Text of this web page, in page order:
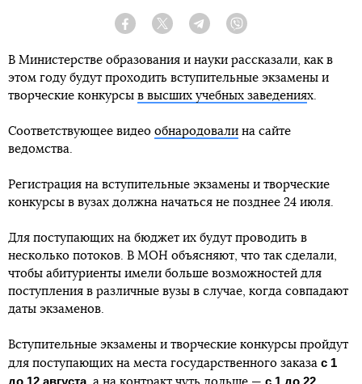
Facebook Twitter Telegram
В Министерстве образования и науки рассказали, как в
этом году будут проходить вступительные экзамены и
творческие конкурсы в высших учебных заведениях.
Соответствующее видео обнародовали на сайте
ведомства.
Регистрация на вступительные экзамены и творческие
конкурсы в вузах должна начаться не позднее 24 июля.
Для поступающих на бюджет их будут проводить в
несколько потоков. В МОН объясняют, что так сделали,
чтобы абитуриенты имели больше возможностей для
поступления в различные вузы в случае, когда совпадают
даты экзаменов.
Вступительные экзамены и творческие конкурсы пройдут
для поступающих на места государственного заказа с 1
до 12 августа
с 1 до 22